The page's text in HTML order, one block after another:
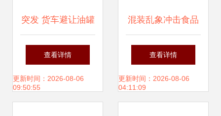
突发 货车避让油罐
车，背后的原因让
人深思
查看详情
更新时间：2026-08-06
09:50:55
混装乱象冲击食品
安全底线，亟须全
链条监管出击
查看详情
更新时间：2026-08-06
04:11:09